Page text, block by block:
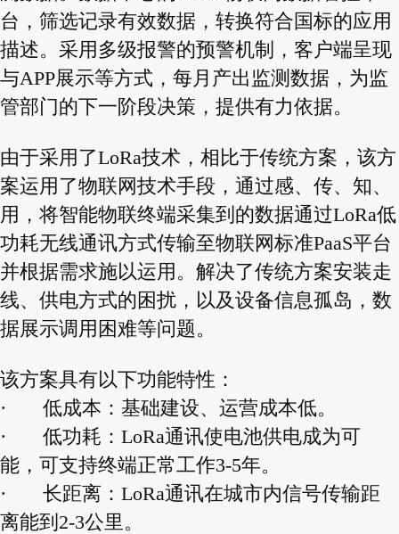
台，筛选记录有效数据，转换符合国标的应用
描述。采用多级报警的预警机制，客户端呈现
与APP展示等方式，每月产出监测数据，为监
管部门的下一阶段决策，提供有力依据。
由于采用了LoRa技术，相比于传统方案，该方
案运用了物联网技术手段，通过感、传、知、
用，将智能物联终端采集到的数据通过LoRa低
功耗无线通讯方式传输至物联网标准PaaS平台
并根据需求施以运用。解决了传统方案安装走
线、供电方式的困扰，以及设备信息孤岛，数
据展示调用困难等问题。
该方案具有以下功能特性：
·
低成本：基础建设、运营成本低。
·
低功耗：LoRa通讯使电池供电成为可
能，可支持终端正常工作3-5年。
·
长距离：LoRa通讯在城市内信号传输距
离能到2-3公里。